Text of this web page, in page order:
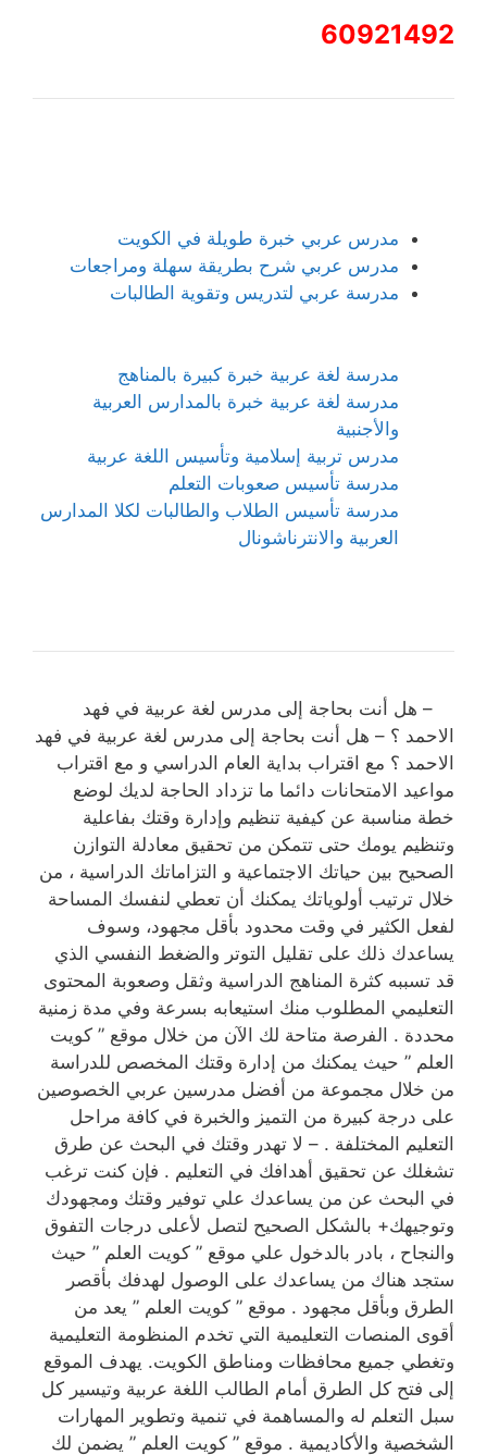
60921492
مدرس عربي خبرة طويلة في الكويت
مدرس عربي شرح بطريقة سهلة ومراجعات
مدرسة عربي لتدريس وتقوية الطالبات
مدرسة لغة عربية خبرة كبيرة بالمناهج
مدرسة لغة عربية خبرة بالمدارس العربية
والأجنبية
مدرس تربية إسلامية وتأسيس اللغة عربية
مدرسة تأسيس صعوبات التعلم
مدرسة تأسيس الطلاب والطالبات لكلا المدارس
العربية والانترناشونال
– هل أنت بحاجة إلى مدرس لغة عربية في فهد
الاحمد ؟ – هل أنت بحاجة إلى مدرس لغة عربية في فهد
الاحمد ؟ مع اقتراب بداية العام الدراسي و مع اقتراب
مواعيد الامتحانات دائما ما تزداد الحاجة لديك لوضع
خطة مناسبة عن كيفية تنظيم وإدارة وقتك بفاعلية
وتنظيم يومك حتى تتمكن من تحقيق معادلة التوازن
الصحيح بين حياتك الاجتماعية و التزاماتك الدراسية ، من
خلال ترتيب أولوياتك يمكنك أن تعطي لنفسك المساحة
لفعل الكثير في وقت محدود بأقل مجهود، وسوف
يساعدك ذلك على تقليل التوتر والضغط النفسي الذي
قد تسببه كثرة المناهج الدراسية وثقل وصعوبة المحتوى
التعليمي المطلوب منك استيعابه بسرعة وفي مدة زمنية
محددة . الفرصة متاحة لك الآن من خلال موقع ” كويت
العلم ” حيث يمكنك من إدارة وقتك المخصص للدراسة
من خلال مجموعة من أفضل مدرسين عربي الخصوصين
على درجة كبيرة من التميز والخبرة في كافة مراحل
التعليم المختلفة . – لا تهدر وقتك في البحث عن طرق
تشغلك عن تحقيق أهدافك في التعليم . فإن كنت ترغب
في البحث عن من يساعدك علي توفير وقتك ومجهودك
وتوجيهك+ بالشكل الصحيح لتصل لأعلى درجات التفوق
والنجاح ، بادر بالدخول علي موقع ” كويت العلم ” حيث
ستجد هناك من يساعدك على الوصول لهدفك بأقصر
الطرق وبأقل مجهود . موقع ” كويت العلم ” يعد من
أقوى المنصات التعليمية التي تخدم المنظومة التعليمية
وتغطي جميع محافظات ومناطق الكويت. يهدف الموقع
إلى فتح كل الطرق أمام الطالب اللغة عربية وتيسير كل
سبل التعلم له والمساهمة في تنمية وتطوير المهارات
الشخصية والأكاديمية . موقع ” كويت العلم ” يضمن لك